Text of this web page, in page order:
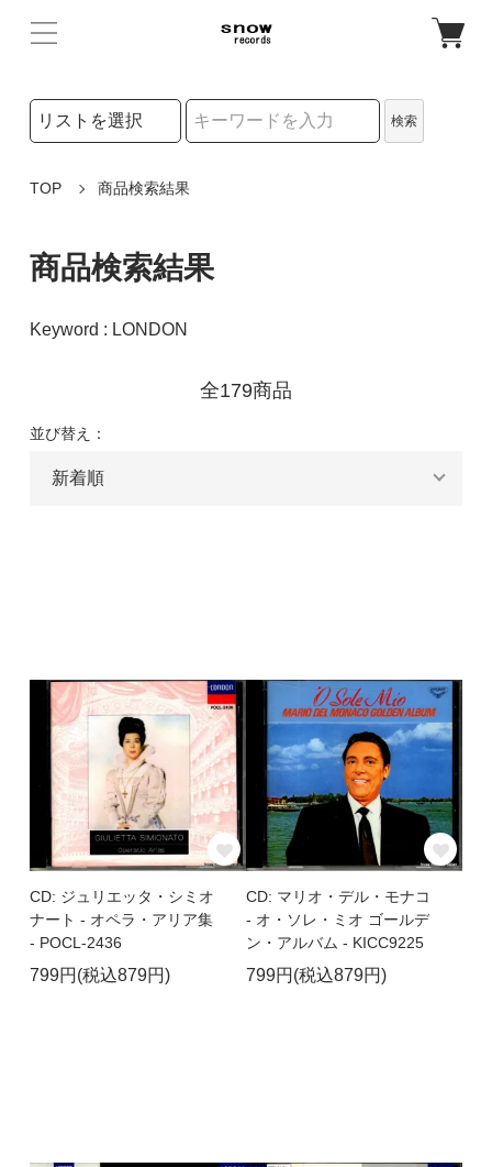
検索リストの選択
検索
TOP 商品検索結果
商品検索結果
Keyword : LONDON
全179商品
並び替え：
CD: ジュリエッタ・シミオ
ナート - オペラ・アリア集
- POCL-2436
799円(税込879円)
CD: マリオ・デル・モナコ
- オ・ソレ・ミオ ゴールデ
ン・アルバム - KICC9225
799円(税込879円)